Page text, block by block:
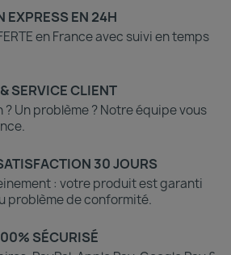
EXPRESS EN 24H
en France avec suivi en temps
SERVICE CLIENT
? Un problème ? Notre équipe vous
30 JOURS
: votre produit est garanti
problème de conformité.
SÉCURISÉ